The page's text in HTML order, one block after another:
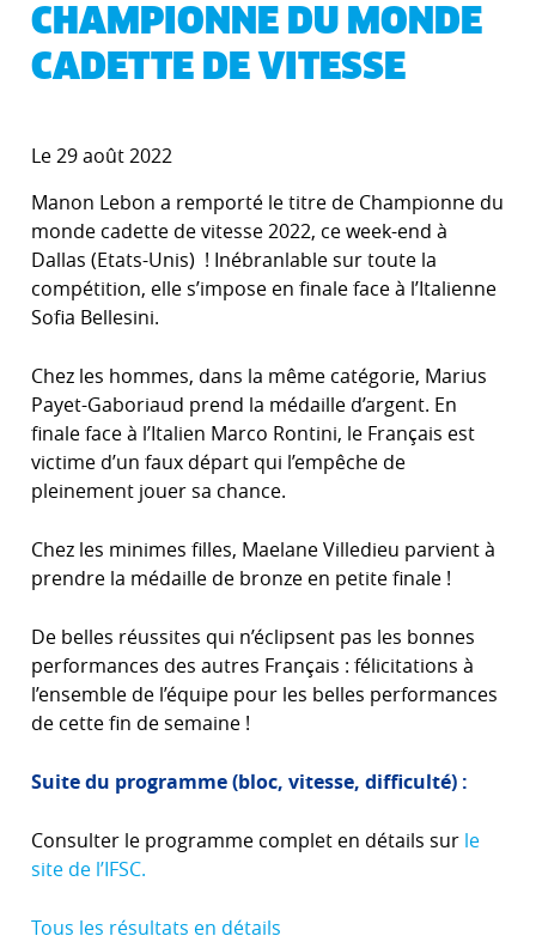
CHAMPIONNE DU MONDE
CADETTE DE VITESSE
Le 29 août 2022
Manon Lebon a remporté le titre de Championne du
monde cadette de vitesse 2022, ce week-end à
Dallas (Etats-Unis) ! Inébranlable sur toute la
compétition, elle s’impose en finale face à l’Italienne
Sofia Bellesini.
Chez les hommes, dans la même catégorie, Marius
Payet-Gaboriaud prend la médaille d’argent. En
finale face à l’Italien Marco Rontini, le Français est
victime d’un faux départ qui l’empêche de
pleinement jouer sa chance.
Chez les minimes filles, Maelane Villedieu parvient à
prendre la médaille de bronze en petite finale !
De belles réussites qui n’éclipsent pas les bonnes
performances des autres Français : félicitations à
l’ensemble de l’équipe pour les belles performances
de cette fin de semaine !
Suite du programme (bloc, vitesse, difficulté) :
Consulter le programme complet en détails sur le
site de l’IFSC.
Tous les résultats en détails